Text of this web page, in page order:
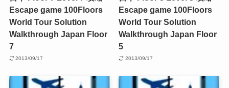
Escape game 100Floors
World Tour Solution
Walkthrough Japan Floor
7
2013/09/17
Escape game 100Floors
World Tour Solution
Walkthrough Japan Floor
5
2013/09/17